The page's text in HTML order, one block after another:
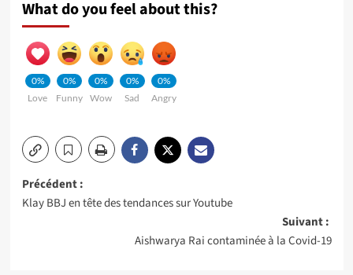
What do you feel about this?
0%
Love
0%
Funny
0%
Wow
0%
Sad
0%
Angry
Navigation
d’article
Précédent :
Klay BBJ en tête des tendances sur Youtube
Suivant :
Aishwarya Rai contaminée à la Covid-19